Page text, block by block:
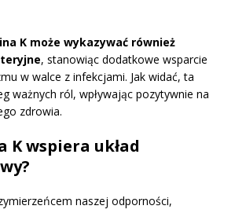
K może wykazywać również
, stanowiąc dodatkowe wsparcie
w walce z infekcjami. Jak widać, ta
ważnych ról, wpływając pozytywnie na
zdrowia.
K wspiera układ
naszej odporności,